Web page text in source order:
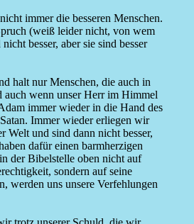
immer die besseren Menschen.
(weiß leider nicht, von wem
besser, aber sie sind besser
halt nur Menschen, die auch in
auch wenn unser Herr im Himmel
immer wieder in die Hand des
Immer wieder erliegen wir
Welt und sind dann nicht besser,
dafür einen barmherzigen
der Bibelstelle oben nicht auf
sondern auf seine
werden uns unsere Verfehlungen